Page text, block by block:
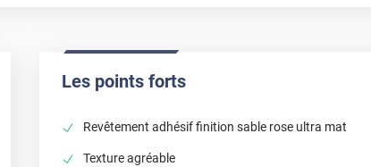
Les points forts
Revêtement adhésif finition sable rose ultra mat
Texture agréable